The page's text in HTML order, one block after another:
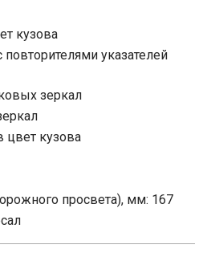
кузова
указателей
зеркал
цвет кузова
просвета), мм: 167